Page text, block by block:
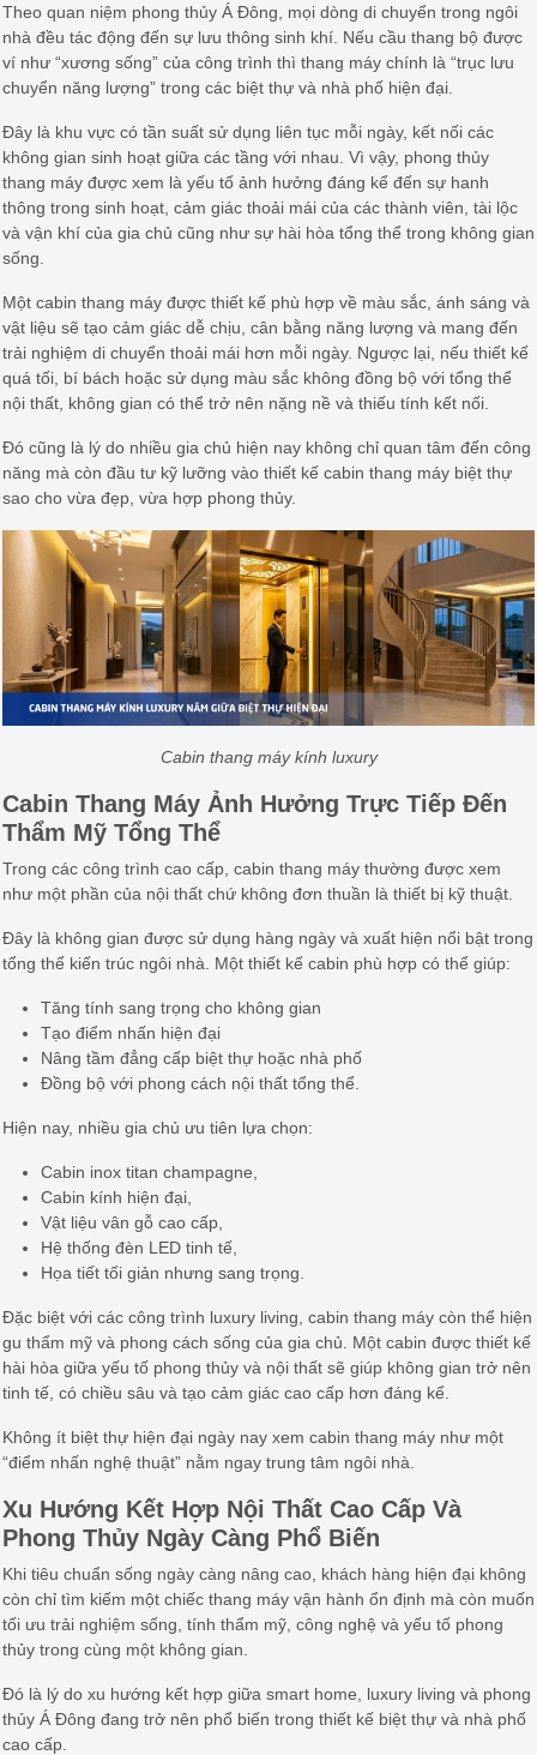
Theo quan niệm phong thủy Á Đông, mọi dòng di chuyển trong ngôi
nhà đều tác động đến sự lưu thông sinh khí. Nếu cầu thang bộ được
ví như “xương sống” của công trình thì thang máy chính là “trục lưu
chuyển năng lượng” trong các biệt thự và nhà phố hiện đại.
Đây là khu vực có tần suất sử dụng liên tục mỗi ngày, kết nối các
không gian sinh hoạt giữa các tầng với nhau. Vì vậy, phong thủy
thang máy được xem là yếu tố ảnh hưởng đáng kể đến sự hanh
thông trong sinh hoạt, cảm giác thoải mái của các thành viên, tài lộc
và vận khí của gia chủ cũng như sự hài hòa tổng thể trong không gian
sống.
Một cabin thang máy được thiết kế phù hợp về màu sắc, ánh sáng và
vật liệu sẽ tạo cảm giác dễ chịu, cân bằng năng lượng và mang đến
trải nghiệm di chuyển thoải mái hơn mỗi ngày. Ngược lại, nếu thiết kế
quá tối, bí bách hoặc sử dụng màu sắc không đồng bộ với tổng thể
nội thất, không gian có thể trở nên nặng nề và thiếu tính kết nối.
Đó cũng là lý do nhiều gia chủ hiện nay không chỉ quan tâm đến công
năng mà còn đầu tư kỹ lưỡng vào thiết kế cabin thang máy biệt thự
sao cho vừa đẹp, vừa hợp phong thủy.
Cabin thang máy kính luxury
Cabin Thang Máy Ảnh Hưởng Trực Tiếp Đến
Thẩm Mỹ Tổng Thể
Trong các công trình cao cấp, cabin thang máy thường được xem
như một phần của nội thất chứ không đơn thuần là thiết bị kỹ thuật.
Đây là không gian được sử dụng hàng ngày và xuất hiện nổi bật trong
tổng thể kiến trúc ngôi nhà. Một thiết kế cabin phù hợp có thể giúp:
Tăng tính sang trọng cho không gian
Tạo điểm nhấn hiện đại
Nâng tầm đẳng cấp biệt thự hoặc nhà phố
Đồng bộ với phong cách nội thất tổng thể.
Hiện nay, nhiều gia chủ ưu tiên lựa chọn:
Cabin inox titan champagne,
Cabin kính hiện đại,
Vật liệu vân gỗ cao cấp,
Hệ thống đèn LED tinh tế,
Họa tiết tối giản nhưng sang trọng.
Đặc biệt với các công trình luxury living, cabin thang máy còn thể hiện
gu thẩm mỹ và phong cách sống của gia chủ. Một cabin được thiết kế
hài hòa giữa yếu tố phong thủy và nội thất sẽ giúp không gian trở nên
tinh tế, có chiều sâu và tạo cảm giác cao cấp hơn đáng kể.
Không ít biệt thự hiện đại ngày nay xem cabin thang máy như một
“điểm nhấn nghệ thuật” nằm ngay trung tâm ngôi nhà.
Xu Hướng Kết Hợp Nội Thất Cao Cấp Và
Phong Thủy Ngày Càng Phổ Biến
Khi tiêu chuẩn sống ngày càng nâng cao, khách hàng hiện đại không
còn chỉ tìm kiếm một chiếc thang máy vận hành ổn định mà còn muốn
tối ưu trải nghiệm sống, tính thẩm mỹ, công nghệ và yếu tố phong
thủy trong cùng một không gian.
Đó là lý do xu hướng kết hợp giữa smart home, luxury living và phong
thủy Á Đông đang trở nên phổ biến trong thiết kế biệt thự và nhà phố
cao cấp.